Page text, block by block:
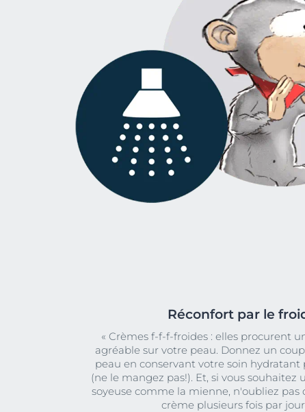
Réconfort par le
« Crèmes f-f-f-froides : elles procurent
agréable sur votre peau. Donnez un
peau en conservant votre soin hydratant
(ne le mangez pas!). Et, si vous souhaitez
soyeuse comme la mienne, n'oubliez
crème plusieurs fois par